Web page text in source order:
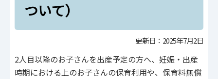
ついて）
更新日：2025年7月2日
2人目以降のお子さんを出産予定の方へ、妊娠・出産
時期における上のお子さんの保育利用や、保育料無償